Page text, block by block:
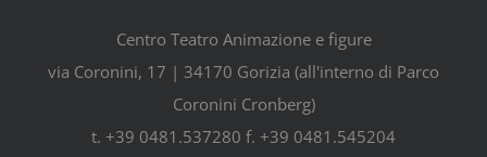
Centro Teatro Animazione e figure
via Coronini, 17 | 34170 Gorizia (all'interno di Parco
Coronini Cronberg)
t. +39 0481.537280 f. +39 0481.545204